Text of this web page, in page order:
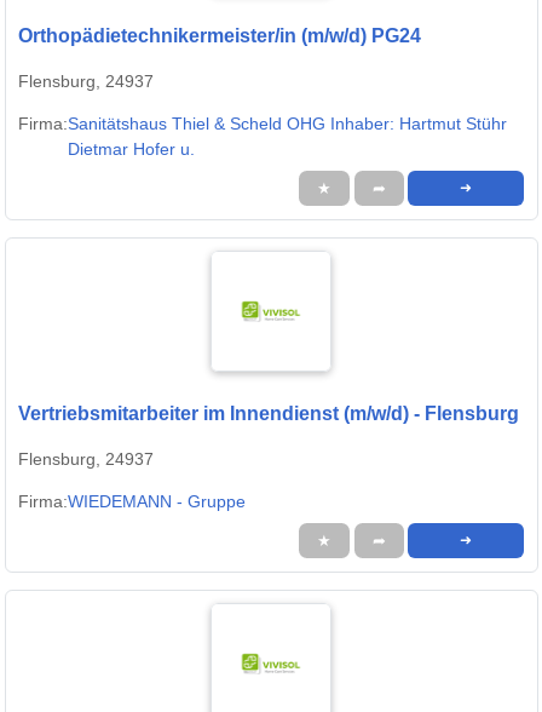
Orthopädietechnikermeister/in (m/w/d) PG24
Flensburg, 24937
Firma:Sanitätshaus Thiel & Scheld OHG Inhaber: Hartmut Stühr
Dietmar Hofer u.
★ ➦ ➜
Vertriebsmitarbeiter im Innendienst (m/w/d) - Flensburg
Flensburg, 24937
Firma:WIEDEMANN - Gruppe
★ ➦ ➜